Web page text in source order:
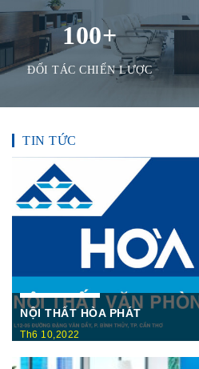
100+
ĐỐI TÁC CHIẾN LƯỢC
TIN TỨC
NỘI THẤT HÒA PHÁT
Th6 10,2022
Nội Thất Hòa Phátt Cần Thơ Là